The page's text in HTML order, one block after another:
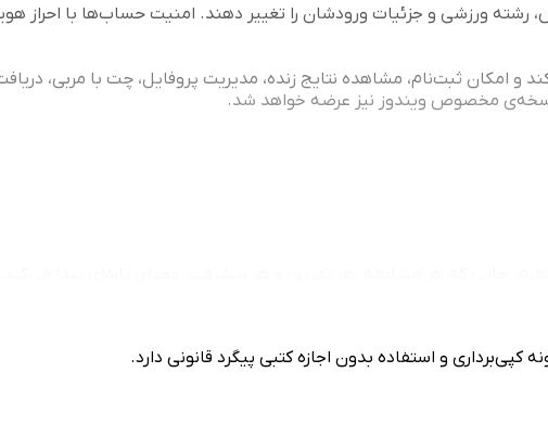
رشته ورزشی و جزئیات ورودشان را تغییر دهند. امنیت حساب‌ها با احراز
و امکان ثبت‌نام، مشاهده نتایج زنده، مدیریت پروفایل، چت با مربی،
و استفاده بدون اجازه کتبی پیگرد قانونی دارد.